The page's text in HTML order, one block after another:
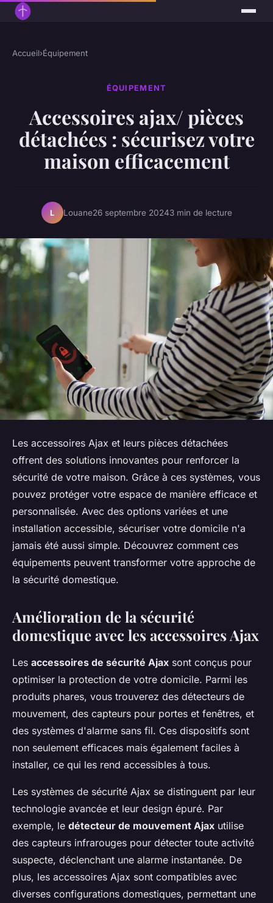
Accueil›Équipement
ÉQUIPEMENT
Accessoires ajax/ pièces
détachées : sécurisez votre
maison efficacement
L Louane26 septembre 20243 min de lecture
Les accessoires Ajax et leurs pièces détachées
offrent des solutions innovantes pour renforcer la
sécurité de votre maison. Grâce à ces systèmes, vous
pouvez protéger votre espace de manière efficace et
personnalisée. Avec des options variées et une
installation accessible, sécuriser votre domicile n'a
jamais été aussi simple. Découvrez comment ces
équipements peuvent transformer votre approche de
la sécurité domestique.
Amélioration de la sécurité
domestique avec les accessoires Ajax
Les accessoires de sécurité Ajax sont conçus pour
optimiser la protection de votre domicile. Parmi les
produits phares, vous trouverez des détecteurs de
mouvement, des capteurs pour portes et fenêtres, et
des systèmes d'alarme sans fil. Ces dispositifs sont
non seulement efficaces mais également faciles à
installer, ce qui les rend accessibles à tous.
Les systèmes de sécurité Ajax se distinguent par leur
technologie avancée et leur design épuré. Par
exemple, le détecteur de mouvement Ajax utilise
des capteurs infrarouges pour détecter toute activité
suspecte, déclenchant une alarme instantanée. De
plus, les accessoires Ajax sont compatibles avec
diverses configurations domestiques, permettant une